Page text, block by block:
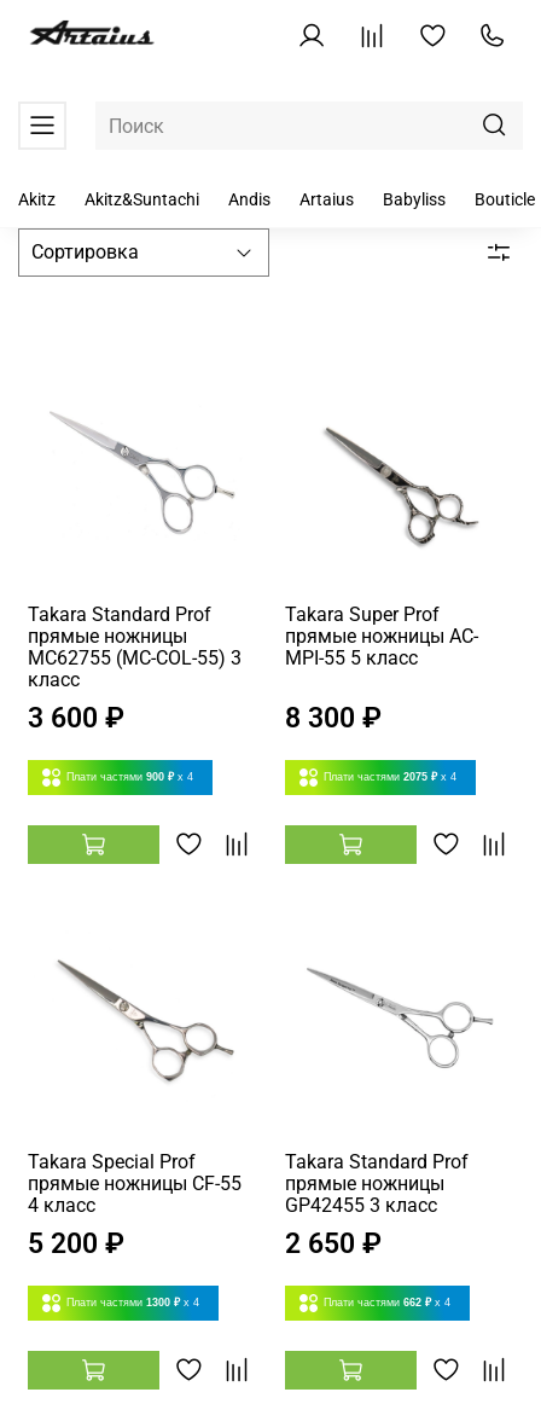
Akitz Akitz&Suntachi Andis Artaius Babyliss Bouticle
Takara Standard Prof
прямые ножницы
MC62755 (MC-COL-55) 3
класс
3 600 ₽
Плати частями 900 ₽ x 4
Takara Super Prof
прямые ножницы AC-
MPI-55 5 класс
8 300 ₽
Плати частями 2075 ₽ x 4
Takara Special Prof
прямые ножницы CF-55
4 класс
5 200 ₽
Плати частями 1300 ₽ x 4
Takara Standard Prof
прямые ножницы
GP42455 3 класс
2 650 ₽
Плати частями 662 ₽ x 4